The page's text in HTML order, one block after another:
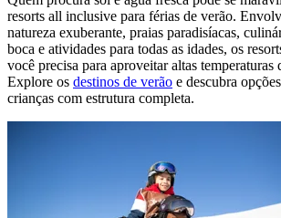
resorts all inclusive para férias de verão.
natureza exuberante, praias paradisíacas,
boca e atividades para todas as idades, os
você precisa para aproveitar altas
Explore os destinos de verão e descubra
crianças com estrutura completa.